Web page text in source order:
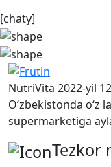
[chaty]
NutriVita 2022-yil
O‘zbekistonda
supermarketiga
Tezkor